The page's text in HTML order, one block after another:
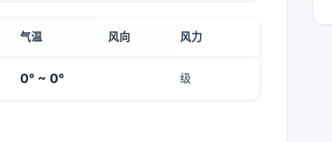
气温 风向 风力
0° ~ 0° 级